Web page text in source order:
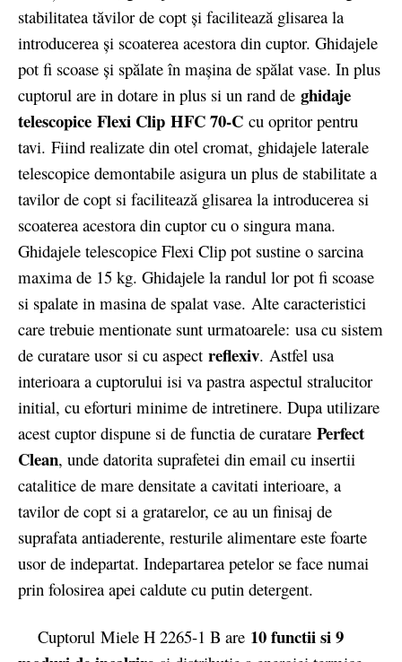
stabilitatea tăvilor de copt şi facilitează glisarea la
introducerea şi scoaterea acestora din cuptor. Ghidajele
pot fi scoase şi spălate în maşina de spălat vase. In plus
cuptorul are in dotare in plus si un rand de ghidaje
telescopice Flexi Clip HFC 70-C cu opritor pentru
tavi. Fiind realizate din otel cromat, ghidajele laterale
telescopice demontabile asigura un plus de stabilitate a
tavilor de copt si facilitează glisarea la introducerea si
scoaterea acestora din cuptor cu o singura mana.
Ghidajele telescopice Flexi Clip pot sustine o sarcina
maxima de 15 kg. Ghidajele la randul lor pot fi scoase
si spalate in masina de spalat vase. Alte caracteristici
care trebuie mentionate sunt urmatoarele: usa cu sistem
de curatare usor si cu aspect reflexiv. Astfel usa
interioara a cuptorului isi va pastra aspectul stralucitor
initial, cu eforturi minime de intretinere. Dupa utilizare
acest cuptor dispune si de functia de curatare Perfect
Clean, unde datorita suprafetei din email cu insertii
catalitice de mare densitate a cavitati interioare, a
tavilor de copt si a gratarelor, ce au un finisaj de
suprafata antiaderente, resturile alimentare este foarte
usor de indepartat. Indepartarea petelor se face numai
prin folosirea apei caldute cu putin detergent.
Cuptorul Miele H 2265-1 B are 10 functii si 9